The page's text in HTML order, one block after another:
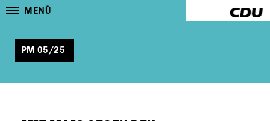
MENÜ
PM 05/25